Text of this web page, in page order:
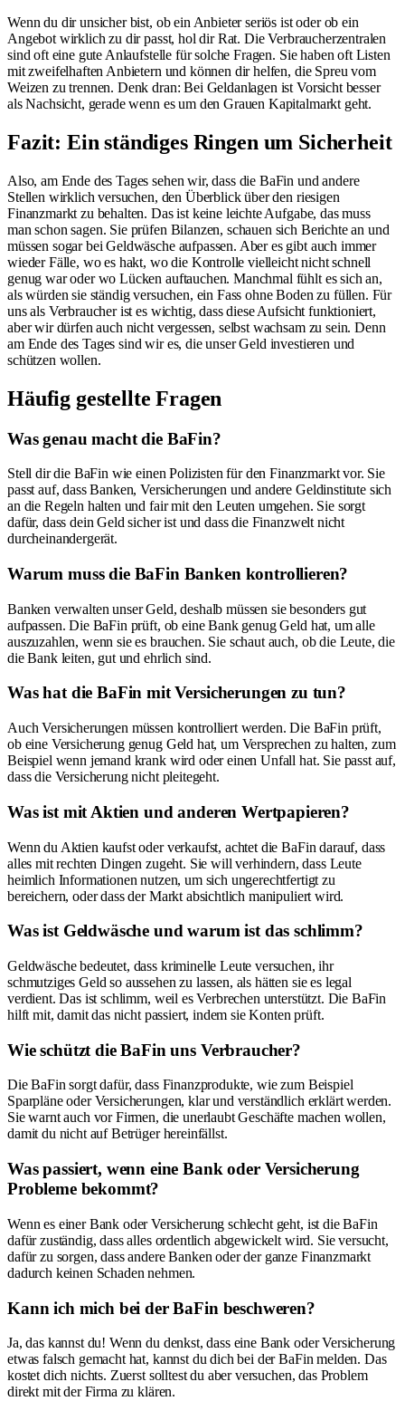
Wenn du dir unsicher bist, ob ein Anbieter seriös ist oder ob ein
Angebot wirklich zu dir passt, hol dir Rat. Die Verbraucherzentralen
sind oft eine gute Anlaufstelle für solche Fragen. Sie haben oft Listen
mit zweifelhaften Anbietern und können dir helfen, die Spreu vom
Weizen zu trennen. Denk dran: Bei Geldanlagen ist Vorsicht besser
als Nachsicht, gerade wenn es um den Grauen Kapitalmarkt geht.
Fazit: Ein ständiges Ringen um Sicherheit
Also, am Ende des Tages sehen wir, dass die BaFin und andere
Stellen wirklich versuchen, den Überblick über den riesigen
Finanzmarkt zu behalten. Das ist keine leichte Aufgabe, das muss
man schon sagen. Sie prüfen Bilanzen, schauen sich Berichte an und
müssen sogar bei Geldwäsche aufpassen. Aber es gibt auch immer
wieder Fälle, wo es hakt, wo die Kontrolle vielleicht nicht schnell
genug war oder wo Lücken auftauchen. Manchmal fühlt es sich an,
als würden sie ständig versuchen, ein Fass ohne Boden zu füllen. Für
uns als Verbraucher ist es wichtig, dass diese Aufsicht funktioniert,
aber wir dürfen auch nicht vergessen, selbst wachsam zu sein. Denn
am Ende des Tages sind wir es, die unser Geld investieren und
schützen wollen.
Häufig gestellte Fragen
Was genau macht die BaFin?
Stell dir die BaFin wie einen Polizisten für den Finanzmarkt vor. Sie
passt auf, dass Banken, Versicherungen und andere Geldinstitute sich
an die Regeln halten und fair mit den Leuten umgehen. Sie sorgt
dafür, dass dein Geld sicher ist und dass die Finanzwelt nicht
durcheinandergerät.
Warum muss die BaFin Banken kontrollieren?
Banken verwalten unser Geld, deshalb müssen sie besonders gut
aufpassen. Die BaFin prüft, ob eine Bank genug Geld hat, um alle
auszuzahlen, wenn sie es brauchen. Sie schaut auch, ob die Leute, die
die Bank leiten, gut und ehrlich sind.
Was hat die BaFin mit Versicherungen zu tun?
Auch Versicherungen müssen kontrolliert werden. Die BaFin prüft,
ob eine Versicherung genug Geld hat, um Versprechen zu halten, zum
Beispiel wenn jemand krank wird oder einen Unfall hat. Sie passt auf,
dass die Versicherung nicht pleitegeht.
Was ist mit Aktien und anderen Wertpapieren?
Wenn du Aktien kaufst oder verkaufst, achtet die BaFin darauf, dass
alles mit rechten Dingen zugeht. Sie will verhindern, dass Leute
heimlich Informationen nutzen, um sich ungerechtfertigt zu
bereichern, oder dass der Markt absichtlich manipuliert wird.
Was ist Geldwäsche und warum ist das schlimm?
Geldwäsche bedeutet, dass kriminelle Leute versuchen, ihr
schmutziges Geld so aussehen zu lassen, als hätten sie es legal
verdient. Das ist schlimm, weil es Verbrechen unterstützt. Die BaFin
hilft mit, damit das nicht passiert, indem sie Konten prüft.
Wie schützt die BaFin uns Verbraucher?
Die BaFin sorgt dafür, dass Finanzprodukte, wie zum Beispiel
Sparpläne oder Versicherungen, klar und verständlich erklärt werden.
Sie warnt auch vor Firmen, die unerlaubt Geschäfte machen wollen,
damit du nicht auf Betrüger hereinfällst.
Was passiert, wenn eine Bank oder Versicherung
Probleme bekommt?
Wenn es einer Bank oder Versicherung schlecht geht, ist die BaFin
dafür zuständig, dass alles ordentlich abgewickelt wird. Sie versucht,
dafür zu sorgen, dass andere Banken oder der ganze Finanzmarkt
dadurch keinen Schaden nehmen.
Kann ich mich bei der BaFin beschweren?
Ja, das kannst du! Wenn du denkst, dass eine Bank oder Versicherung
etwas falsch gemacht hat, kannst du dich bei der BaFin melden. Das
kostet dich nichts. Zuerst solltest du aber versuchen, das Problem
direkt mit der Firma zu klären.